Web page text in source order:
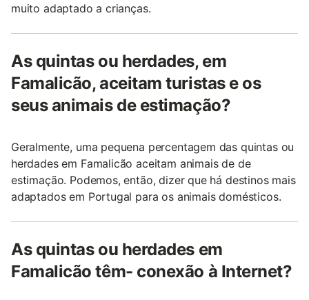
muito adaptado a crianças.
As quintas ou herdades, em
Famalicão, aceitam turistas e os
seus animais de estimação?
Geralmente, uma pequena percentagem das quintas ou
herdades em Famalicão aceitam animais de de
estimação. Podemos, então, dizer que há destinos mais
adaptados em Portugal para os animais domésticos.
As quintas ou herdades em
Famalicão têm- conexão à Internet?